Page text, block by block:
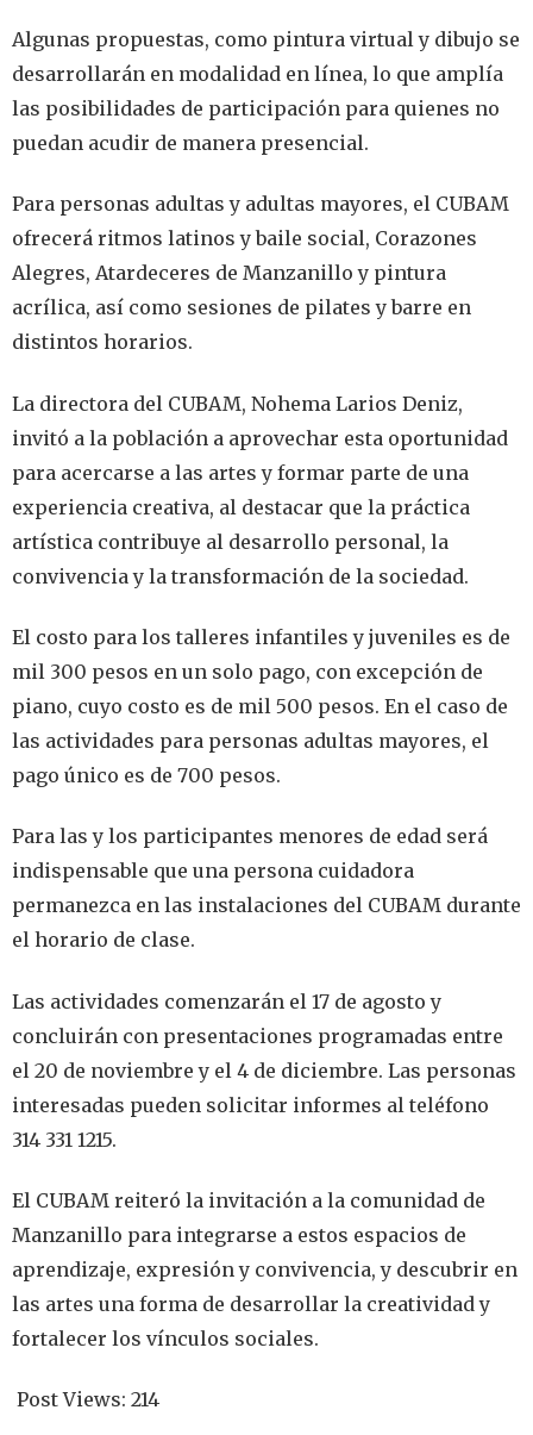
Algunas propuestas, como pintura virtual y dibujo se
desarrollarán en modalidad en línea, lo que amplía
las posibilidades de participación para quienes no
puedan acudir de manera presencial.
Para personas adultas y adultas mayores, el CUBAM
ofrecerá ritmos latinos y baile social, Corazones
Alegres, Atardeceres de Manzanillo y pintura
acrílica, así como sesiones de pilates y barre en
distintos horarios.
La directora del CUBAM, Nohema Larios Deniz,
invitó a la población a aprovechar esta oportunidad
para acercarse a las artes y formar parte de una
experiencia creativa, al destacar que la práctica
artística contribuye al desarrollo personal, la
convivencia y la transformación de la sociedad.
El costo para los talleres infantiles y juveniles es de
mil 300 pesos en un solo pago, con excepción de
piano, cuyo costo es de mil 500 pesos. En el caso de
las actividades para personas adultas mayores, el
pago único es de 700 pesos.
Para las y los participantes menores de edad será
indispensable que una persona cuidadora
permanezca en las instalaciones del CUBAM durante
el horario de clase.
Las actividades comenzarán el 17 de agosto y
concluirán con presentaciones programadas entre
el 20 de noviembre y el 4 de diciembre. Las personas
interesadas pueden solicitar informes al teléfono
314 331 1215.
El CUBAM reiteró la invitación a la comunidad de
Manzanillo para integrarse a estos espacios de
aprendizaje, expresión y convivencia, y descubrir en
las artes una forma de desarrollar la creatividad y
fortalecer los vínculos sociales.
Post Views: 214